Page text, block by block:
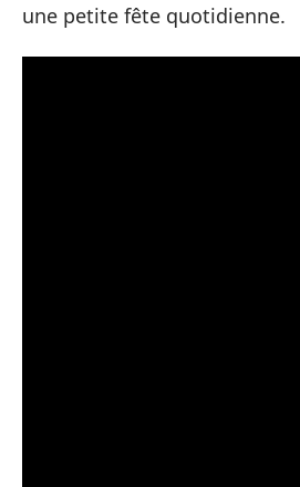
une petite fête quotidienne.